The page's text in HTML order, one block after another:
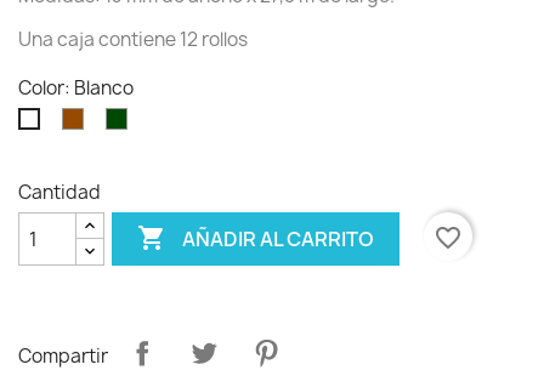
Una caja contiene 12 rollos
Color: Blanco
Cantidad
 AÑADIR AL CARRITO favorite_border
Compartir